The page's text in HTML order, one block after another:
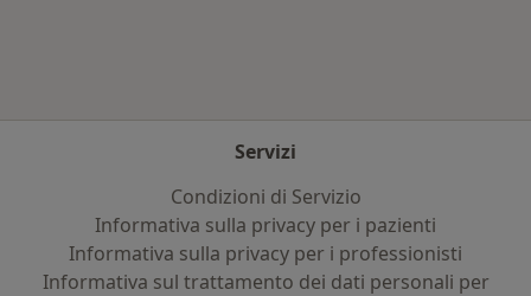
Servizi
Condizioni di Servizio
Informativa sulla privacy per i pazienti
Informativa sulla privacy per i professionisti
Informativa sul trattamento dei dati personali per